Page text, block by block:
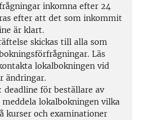
inkomna efter 24
efter att det som inkommit
är klart.
skickas till alla som
Läs
lokalbokningen vid
ändringar.
deadline för beställare av
lokalbokningen vilka
kurser och examinationer